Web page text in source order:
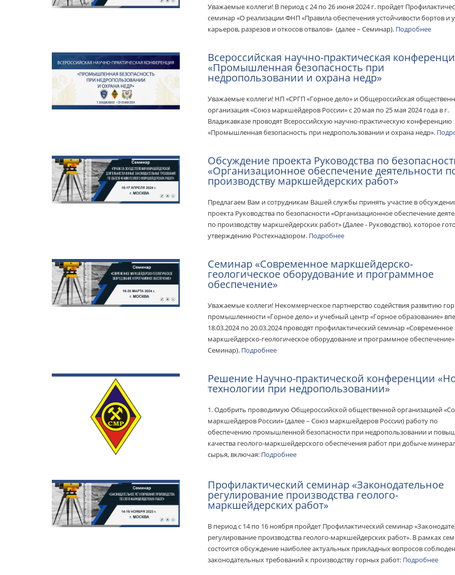
Уважаемые коллеги! В период с 24 по 26 июня 2024 г. пройдет
семинар «О реализации ФНП «Правила обеспечения устойчивости бортов и
карьеров, разрезов и откосов отвалов» (далее – Семинар). Подробнее
Всероссийская научно-практическая
«Промышленная безопасность при
недропользовании и охрана недр»
Уважаемые коллеги! НП «СРГП «Горное дело» и Общероссийская
организация «Союз маркшейдеров России» с 20 мая по 25 мая 2024 года в г.
Владикавказе проводят Всероссийскую научно-практическую конференцию
«Промышленная безопасность при недропользовании и охрана недр».
Обсуждение проекта Руководства по
«Организационное обеспечение деятельности
производству маркшейдерских работ»
Предлагаем Вам и сотрудникам Вашей службы принять участие в
проекта Руководства по безопасности «Организационное обеспечение
по производству маркшейдерских работ» (Далее - Руководство), которое
утверждению Ростехнадзором. Подробнее
Семинар «Современное маркшейдерско-
геологическое оборудование и программное
обеспечение»
Уважаемые коллеги! Некоммерческое партнерство содействия развитию
промышленности «Горное дело» и учебный центр «Горное образование»
18.03.2024 по 20.03.2024 проводят профилактический семинар «Современное
маркшейдерско-геологическое оборудование и программное обеспечение»
Семинар). Подробнее
Решение Научно-практической конференции
технологии при недропользовании»
1. Одобрить проводимую Общероссийской общественной организацией
маркшейдеров России» (далее – Союз маркшейдеров России) работу по
обеспечению промышленной безопасности при недропользовании и
качества геолого-маркшейдерского обеспечения работ при добыче
сырья, включая: Подробнее
Профилактический семинар «Законодательное
регулирование производства геолого-
маркшейдерских работ»
В период с 14 по 16 ноября пройдет Профилактический семинар
регулирование производства геолого-маркшейдерских работ». В рамках
состоится обсуждение наиболее актуальных прикладных вопросов
законодательных требований к производству горных работ: Подробнее